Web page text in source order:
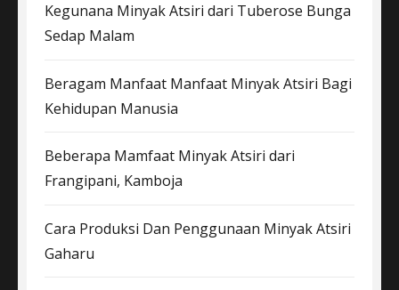
Kegunana Minyak Atsiri dari Tuberose Bunga
Sedap Malam
Beragam Manfaat Manfaat Minyak Atsiri Bagi
Kehidupan Manusia
Beberapa Mamfaat Minyak Atsiri dari
Frangipani, Kamboja
Cara Produksi Dan Penggunaan Minyak Atsiri
Gaharu